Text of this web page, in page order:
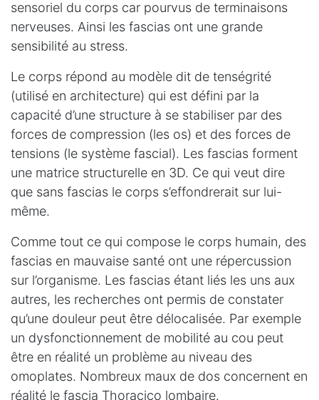
sensoriel du corps car pourvus de terminaisons
nerveuses. Ainsi les fascias ont une grande
sensibilité au stress.
Le corps répond au modèle dit de tenségrité
(utilisé en architecture) qui est défini par la
capacité d’une structure à se stabiliser par des
forces de compression (les os) et des forces de
tensions (le système fascial). Les fascias forment
une matrice structurelle en 3D. Ce qui veut dire
que sans fascias le corps s’effondrerait sur lui-
même.
Comme tout ce qui compose le corps humain, des
fascias en mauvaise santé ont une répercussion
sur l’organisme. Les fascias étant liés les uns aux
autres, les recherches ont permis de constater
qu’une douleur peut être délocalisée. Par exemple
un dysfonctionnement de mobilité au cou peut
être en réalité un problème au niveau des
omoplates. Nombreux maux de dos concernent en
réalité le fascia Thoracico lombaire.